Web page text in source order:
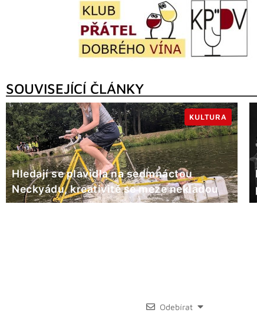
SOUVISEJÍCÍ ČLÁNKY
Hledají se plavidla na sedmnáctou
Neckyádu, kreativitě se meze nekladou
KULTURA
Odebírat